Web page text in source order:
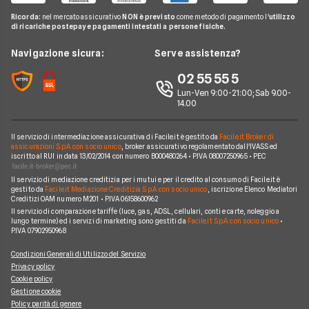
News
Contatti
Carta conto
Hello Bank!
Fineco
N26
Revolut
Glossario Conti
Notizie Conti
Argomenti in evidenza Conti
Prodotti Conti
Ricorda: nel mercato assicurativo NON è previsto come metodo di pagamento l'utilizzo
di ricariche postepay e pagamenti intestati a persone fisiche.
Navigazione sicura: Serve assistenza?
02 55 55 5
Lun-Ven 9:00-21:00; Sab 9.00-
14.00
Il servizio di intermediazione assicurativa di Facile.it è gestito da Facile.it Broker di
assicurazioni S.p.A. con socio unico, broker assicurativo regolamentato dall'IVASS ed
iscritto al RUI in data 13/02/2014 con numero B000480264 • P.IVA 08007250965 • PEC
Il servizio di mediazione creditizia per i mutui e per il credito al consumo di Facile.it è
gestito da Facile.it Mediazione Creditizia S.p.A. con socio unico , iscrizione Elenco Mediatori
Creditizi OAM numero M201 • P.IVA 06158600962
Il servizio di comparazione tariffe (luce, gas, ADSL, cellulari, conti e carte, noleggio a
lungo termine) ed i servizi di marketing sono gestiti da Facile.it S.p.A. con socio unico•
P.IVA 07902950968
Condizioni Generali di Utilizzo del Servizio
Privacy policy
Cookie policy
Gestione cookie
Policy parità di genere